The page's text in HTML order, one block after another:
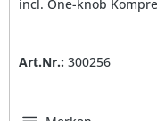
incl. One-knob
Art.Nr.: 300256